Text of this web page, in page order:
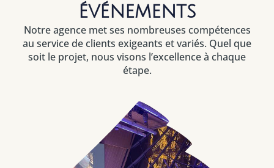
événements
Notre agence met ses nombreuses compétences
au service de clients exigeants et variés. Quel que
soit le projet, nous visons l’excellence à chaque
étape.